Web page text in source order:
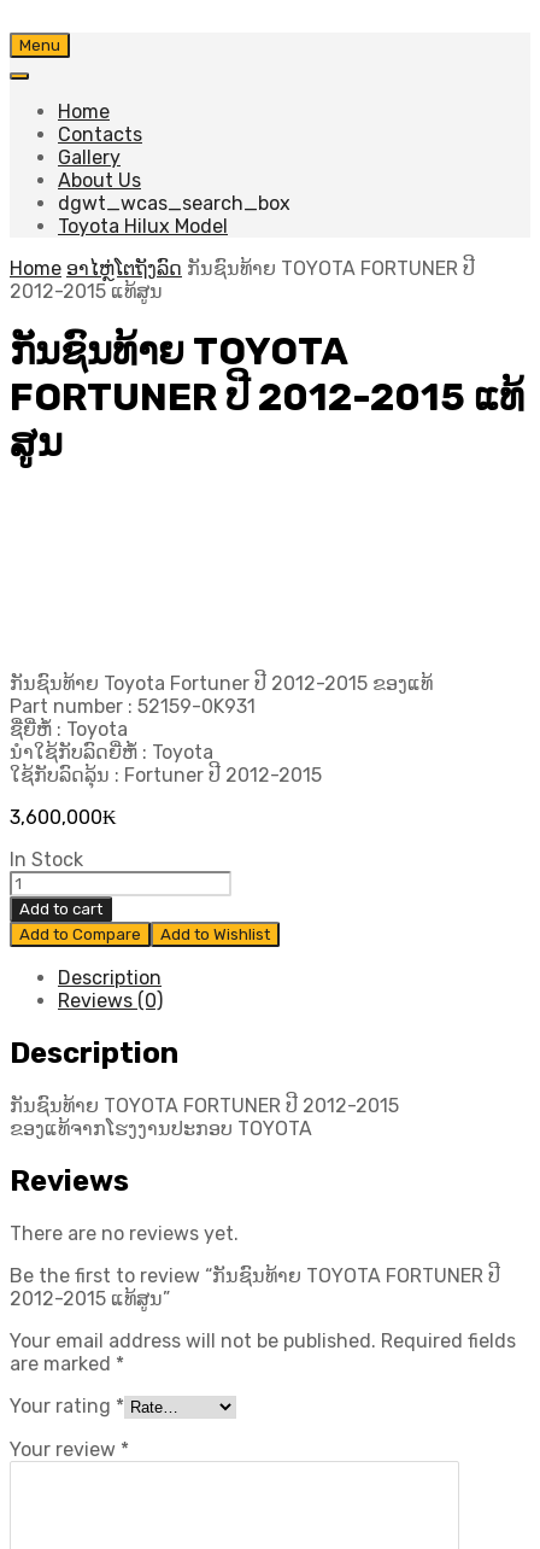
Skip
to
Menu
Home
Contacts
Gallery
About Us
dgwt_wcas_search_box
Toyota Hilux Model
Home ອາໄຫຼ່ໂຕຖັງລົດ ກັນຊົນທ້າຍ TOYOTA FORTUNER ປີ
2012-2015 ແທ້ສູນ
ກັນຊົນທ້າຍ TOYOTA
FORTUNER ປີ 2012-2015 ແທ້
ສູນ
ກັນຊົນທ້າຍ Toyota Fortuner ປີ 2012-2015 ຂອງແທ້
Part number : 52159-0K931
ຊື່ຍີ່ຫໍ້ : Toyota
ນຳໃຊ້ກັບລົດຍີ່ຫໍ້ : Toyota
ໃຊ້ກັບລົດລຸ້ນ : Fortuner ປີ 2012-2015
3,600,000₭
In Stock
ກັນ
ຊົນ
ທ້າຍ
TOYOTA
FORTUNER
2015
ແທ້
quantity
Add to cart
Add to Compare
Add to Wishlist
Description
Reviews (0)
Description
ກັນຊົນທ້າຍ TOYOTA FORTUNER ປີ 2012-2015
ຂອງແທ້ຈາກໂຮງງານປະກອບ TOYOTA
Reviews
There are no reviews yet.
Be the first to review “ກັນຊົນທ້າຍ TOYOTA FORTUNER ປີ
2012-2015 ແທ້ສູນ”
Your email address will not be published. Required fields
are marked *
Your rating *
Your review *